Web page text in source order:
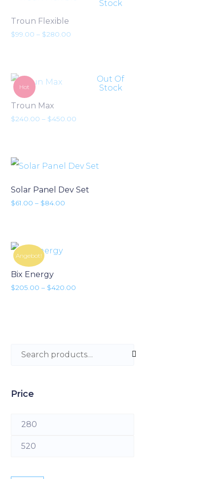
Stock
Troun Flexible
$99.00 – $280.00
Out Of
Stock
Hot
Troun Max
$240.00 – $450.00
Solar Panel Dev Set
$61.00 – $84.00
Angebot!
Bix Energy
$205.00 – $420.00
Search for:
Price
Min. Preis
Max. Preis